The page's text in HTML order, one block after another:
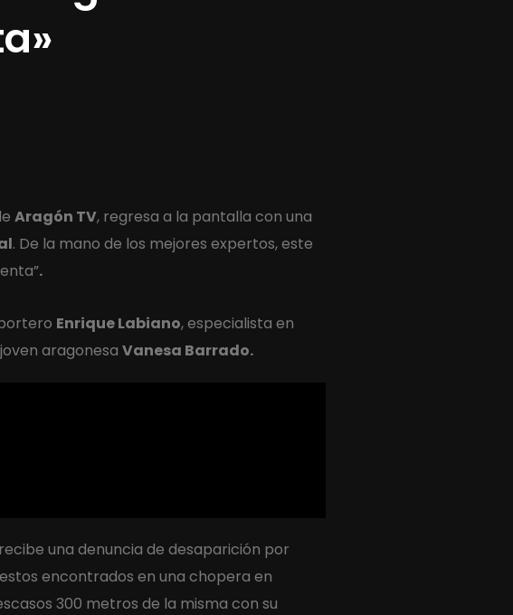
Aragón TV, regresa a la pantalla con una
. De la mano de los mejores expertos, este
.
Enrique Labiano, especialista en
aragonesa Vanesa Barrado.
una denuncia de desaparición por
encontrados en una chopera en
300 metros de la misma con su